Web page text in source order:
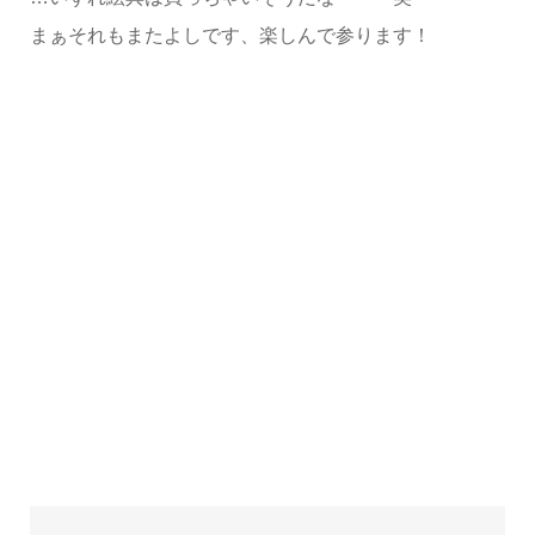
まぁそれもまたよしです、楽しんで参ります！